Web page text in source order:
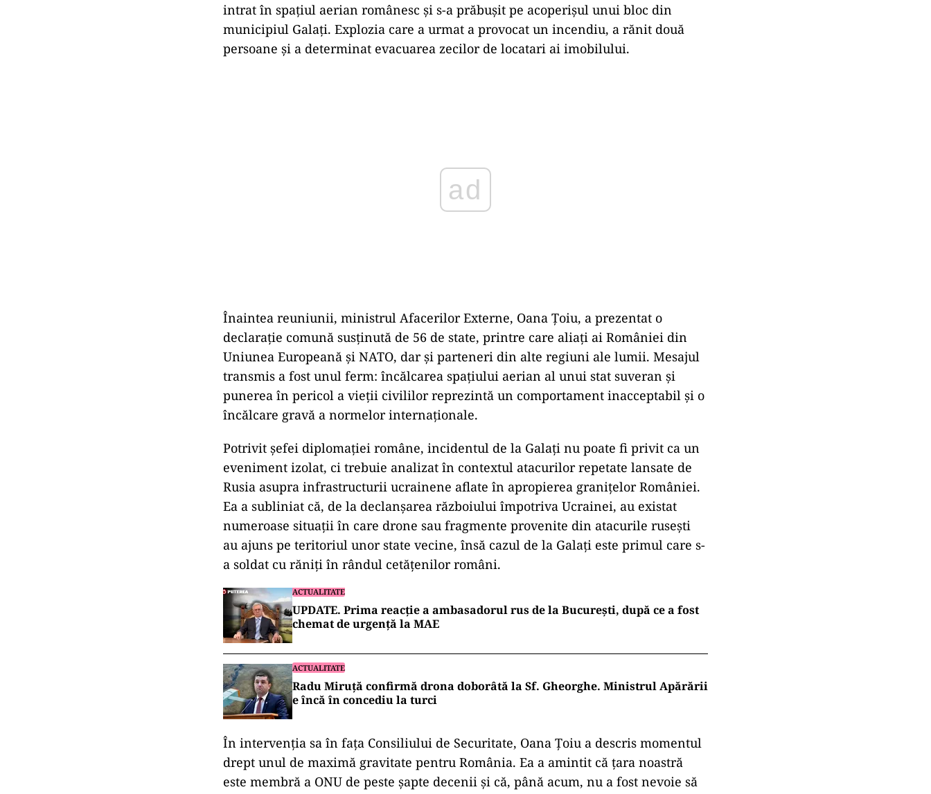
intrat în spațiul aerian românesc și s-a prăbușit pe acoperișul unui bloc din
municipiul Galați. Explozia care a urmat a provocat un incendiu, a rănit două
persoane și a determinat evacuarea zecilor de locatari ai imobilului.
Înaintea reuniunii, ministrul Afacerilor Externe, Oana Țoiu, a prezentat o
declarație comună susținută de 56 de state, printre care aliați ai României din
Uniunea Europeană și NATO, dar și parteneri din alte regiuni ale lumii. Mesajul
transmis a fost unul ferm: încălcarea spațiului aerian al unui stat suveran și
punerea în pericol a vieții civililor reprezintă un comportament inacceptabil și o
încălcare gravă a normelor internaționale.
Potrivit șefei diplomației române, incidentul de la Galați nu poate fi privit ca un
eveniment izolat, ci trebuie analizat în contextul atacurilor repetate lansate de
Rusia asupra infrastructurii ucrainene aflate în apropierea granițelor României.
Ea a subliniat că, de la declanșarea războiului împotriva Ucrainei, au existat
numeroase situații în care drone sau fragmente provenite din atacurile rusești
au ajuns pe teritoriul unor state vecine, însă cazul de la Galați este primul care s-
a soldat cu răniți în rândul cetățenilor români.
ACTUALITATE
UPDATE. Prima reacție a ambasadorul rus de la București, după ce a fost
chemat de urgență la MAE
ACTUALITATE
Radu Miruță confirmă drona doborâtă la Sf. Gheorghe. Ministrul Apărării
e încă în concediu la turci
În intervenția sa în fața Consiliului de Securitate, Oana Țoiu a descris momentul
drept unul de maximă gravitate pentru România. Ea a amintit că țara noastră
este membră a ONU de peste șapte decenii și că, până acum, nu a fost nevoie să